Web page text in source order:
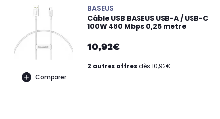
Comparer
BASEUS
Câble USB BASEUS USB-A / USB-C
100W 480 Mbps 0,25 mètre
10,92€
2 autres offres dès 10,92€